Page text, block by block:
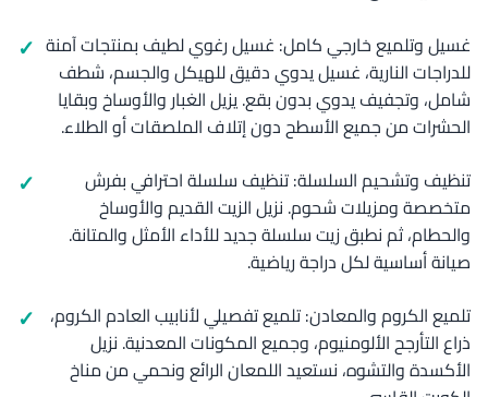
غسيل وتلميع خارجي كامل: غسيل رغوي لطيف بمنتجات آمنة
للدراجات النارية، غسيل يدوي دقيق للهيكل والجسم، شطف
شامل، وتجفيف يدوي بدون بقع. يزيل الغبار والأوساخ وبقايا
الحشرات من جميع الأسطح دون إتلاف الملصقات أو الطلاء.
تنظيف وتشحيم السلسلة: تنظيف سلسلة احترافي بفرش
متخصصة ومزيلات شحوم. نزيل الزيت القديم والأوساخ
والحطام، ثم نطبق زيت سلسلة جديد للأداء الأمثل والمتانة.
صيانة أساسية لكل دراجة رياضية.
تلميع الكروم والمعادن: تلميع تفصيلي لأنابيب العادم الكروم،
ذراع التأرجح الألومنيوم، وجميع المكونات المعدنية. نزيل
الأكسدة والتشوه، نستعيد اللمعان الرائع ونحمي من مناخ